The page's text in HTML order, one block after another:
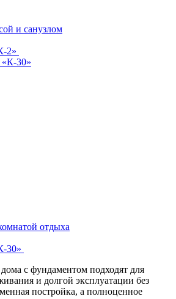
и санузлом
2»
отдыха
30»
с фундаментом подходят для
и долгой эксплуатации без
постройка, а полноценное